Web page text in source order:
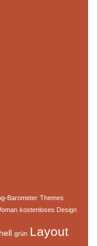
Barometer Themes
kostenloses Design
hell grün Layout